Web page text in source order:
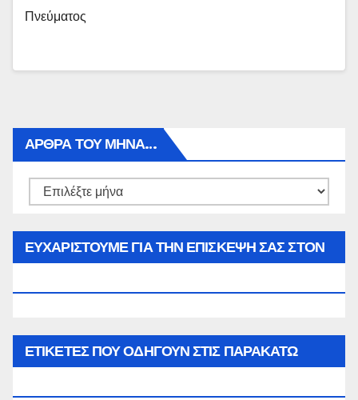
Πνεύματος
ΑΡΘΡΑ ΤΟΥ ΜΉΝΑ…
Αρθρα
ΕΥΧΑΡΙΣΤΟΥΜΕ ΓΙΑ ΤΗΝ ΕΠΙΣΚΕΨΗ ΣΑΣ ΣΤΟΝ
ΕΤΙΚΈΤΕΣ ΠΟΥ ΟΔΗΓΟΎΝ ΣΤΙΣ ΠΑΡΑΚΆΤΩ